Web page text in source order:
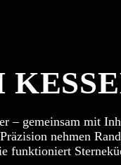
– gemeinsam mit
nehmen
funktioniert